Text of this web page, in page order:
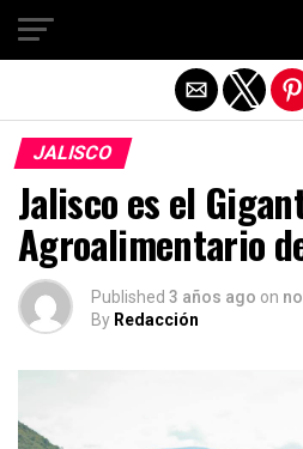
JALISCO
Jalisco es el
Agroalimentario
Published 3 años ago on
By Redacción